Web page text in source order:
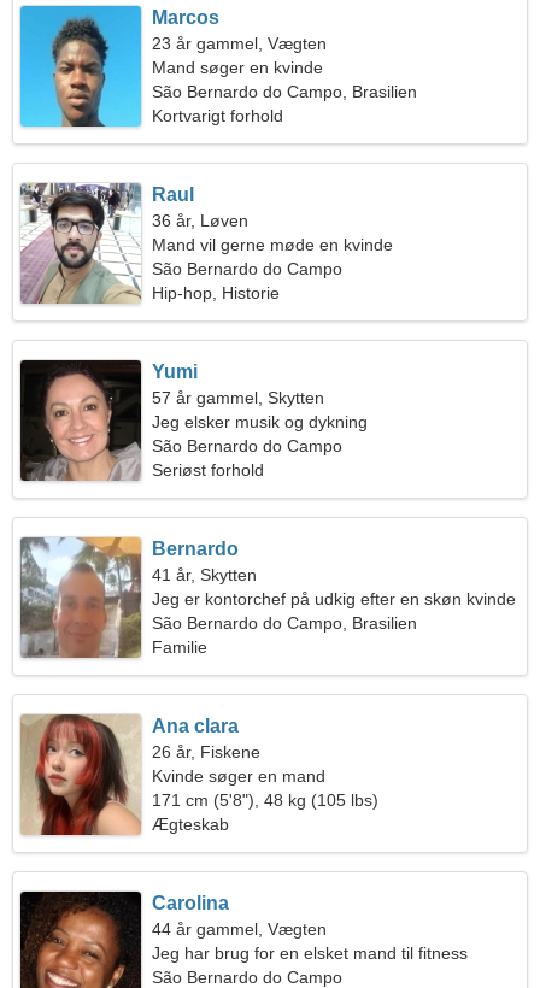
Marcos
23 år gammel, Vægten
Mand søger en kvinde
São Bernardo do Campo, Brasilien
Kortvarigt forhold
Raul
36 år, Løven
Mand vil gerne møde en kvinde
São Bernardo do Campo
Hip-hop, Historie
Yumi
57 år gammel, Skytten
Jeg elsker musik og dykning
São Bernardo do Campo
Seriøst forhold
Bernardo
41 år, Skytten
Jeg er kontorchef på udkig efter en skøn kvinde
São Bernardo do Campo, Brasilien
Familie
Ana clara
26 år, Fiskene
Kvinde søger en mand
171 cm (5'8"), 48 kg (105 lbs)
Ægteskab
Carolina
44 år gammel, Vægten
Jeg har brug for en elsket mand til fitness
São Bernardo do Campo